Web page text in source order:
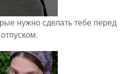
нужно сделать тебе перед
отпуском.